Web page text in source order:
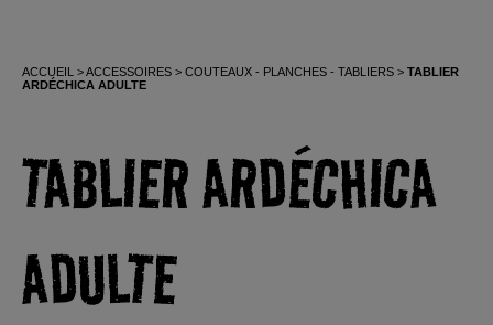
ACCUEIL ACCESSOIRES COUTEAUX - PLANCHES - TABLIERS
TABLIER
ARDÉCHICA ADULTE
TABLIER ARDÉCHICA
ADULTE